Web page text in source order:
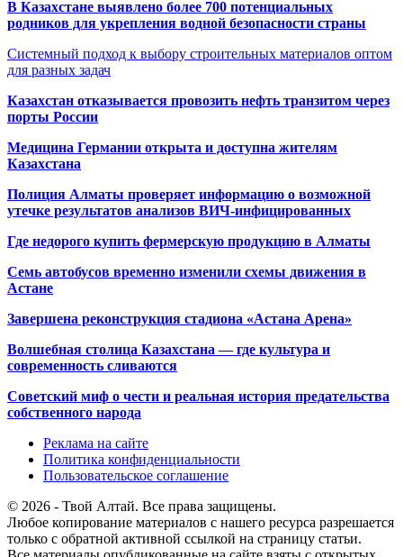
В Казахстане выявлено более 700 потенциальных
родников для укрепления водной безопасности страны
Системный подход к выбору строительных материалов оптом
для разных задач
Казахстан отказывается провозить нефть транзитом через
порты России
Медицина Германии открыта и доступна жителям
Казахстана
Полиция Алматы проверяет информацию о возможной
утечке результатов анализов ВИЧ-инфицированных
Где недорого купить фермерскую продукцию в Алматы
Семь автобусов временно изменили схемы движения в
Астане
Завершена реконструкция стадиона «Астана Арена»
Волшебная столица Казахстана — где культура и
современность сливаются
Советский миф о чести и реальная история предательства
собственного народа
Реклама на сайте
Политика конфиденциальности
Пользовательское соглашение
© 2026 - Твой Алтай. Все права защищены.
Любое копирование материалов с нашего ресурса разрешается
только с обратной активной ссылкой на страницу статьи.